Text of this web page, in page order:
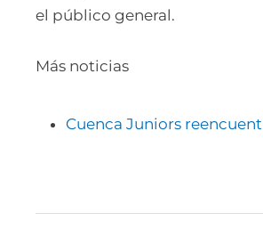
el público general.
Más noticias
Cuenca Juniors